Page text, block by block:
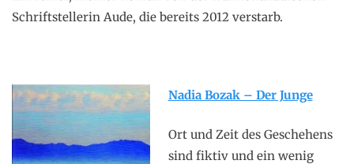
Schriftstellerin Aude, die bereits 2012 verstarb.
Nadia Bozak – Der Junge
Ort und Zeit des Geschehens
sind fiktiv und ein wenig